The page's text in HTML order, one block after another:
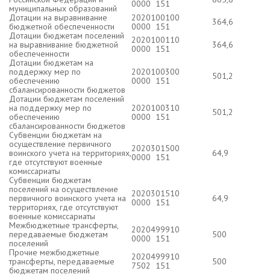
муниципальных образований
0000 151
Дотации на выравнивание
бюджетной обеспеченности
2020100100
0000 151
364,6
Дотации бюджетам поселений
на выравнивание бюджетной
обеспеченности
2020100110
0000 151
364,6
Дотации бюджетам на
поддержку мер по
обеспечению
сбалансированности бюджетов
2020100300
0000 151
501,2
Дотации бюджетам поселений
на поддержку мер по
обеспечению
сбалансированности бюджетов
2020100310
0000 151
501,2
Субвенции бюджетам на
осуществление первичного
воинского учета на территориях,
где отсутствуют военные
комиссариаты
2020301500
0000 151
64,9
Субвенции бюджетам
поселений на осуществление
первичного воинского учета на
территориях, где отсутствуют
военные комиссариаты
2020301510
0000 151
64,9
Межбюджетные трансферты,
передаваемые бюджетам
поселений
2020499910
0000 151
500
Прочие межбюджетные
трансферты, передаваемые
бюджетам поселений
2020499910
7502 151
500